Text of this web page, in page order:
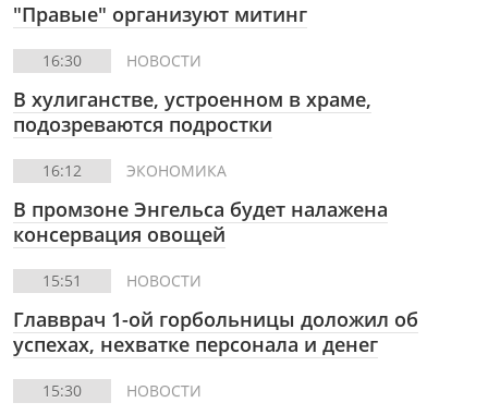
"Правые" организуют митинг
16:30 НОВОСТИ
В хулиганстве, устроенном в храме,
подозреваются подростки
16:12 ЭКОНОМИКА
В промзоне Энгельса будет налажена
консервация овощей
15:51 НОВОСТИ
Главврач 1-ой горбольницы доложил об
успехах, нехватке персонала и денег
15:30 НОВОСТИ